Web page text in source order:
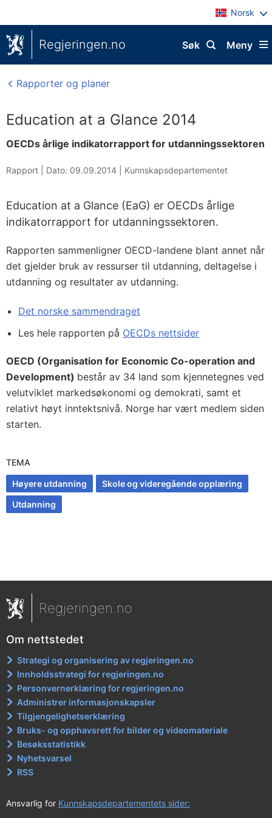
Norsk
Regjeringen.no Meny
Søk
Rapporter og planer
Education at a Glance 2014
OECDs årlige indikatorrapport for utdanningssektoren
Rapport | Dato: 09.09.2014 Kunnskapsdepartementet
Education at a Glance (EaG) er OECDs årlige
indikatorrapport for utdanningssektoren.
Rapporten sammenligner OECD-landene blant annet når
det gjelder bruk av ressurser til utdanning, deltagelse i
utdanning og resultater av utdanning.
Det norske sammendraget
Les hele rapporten på OECDs nettsider
OECD (Organisation for Economic Co-operation and
Development) består av 34 land som kjennetegnes ved
velutviklet markedsøkonomi og demokrati, samt et
relativt høyt inntektsnivå. Norge har vært medlem siden
starten.
TEMA
Høyere utdanning
Skole og videregående opplæring
Utdanning
Regjeringen.no
Om nettstedet
Strategi og organisering av regjeringen.no
Innholdsstrategi for regjeringen.no
Personvernerklæring for regjeringen.no
Administrer informasjonskapsler
Tilgjengelighetserklæring
Bruks- og opphavsrett for bilder og videomateriale
Besøksstatistikk
Nyhetsvarsel
RSS
Ansvarlig for Kunnskapsdepartementets sider: